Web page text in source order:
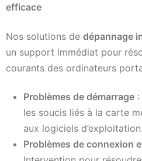
efficace
Nos solutions de dépannage
un support immédiat pour
courants des ordinateurs
Problèmes de démarrage
les soucis liés à la carte
aux logiciels d’exploitation.
Problèmes de connexion